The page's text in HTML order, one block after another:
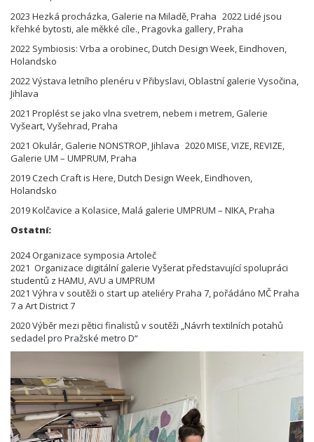
2023 Hezká procházka, Galerie na Miladě, Praha 2022 Lidé jsou
křehké bytosti, ale měkké cíle., Pragovka gallery, Praha
2022 Symbiosis: Vrba a orobinec, Dutch Design Week, Eindhoven,
Holandsko
2022 Výstava letního plenéru v Přibyslavi, Oblastní galerie Vysočina,
Jihlava
2021 Proplést se jako vlna svetrem, nebem i metrem, Galerie
Vyšeart, Vyšehrad, Praha
2021 Okulár, Galerie NONSTROP, Jihlava 2020 MISE, VIZE, REVIZE,
Galerie UM – UMPRUM, Praha
2019 Czech Craft is Here, Dutch Design Week, Eindhoven,
Holandsko
2019 Kolčavice a Kolasice, Malá galerie UMPRUM – NIKA, Praha
Ostatní:
2024 Organizace symposia Artoleč
2021 Organizace digitální galerie Vyšerat představující spolupráci
studentů z HAMU, AVU a UMPRUM
2021 Výhra v soutěži o start up ateliéry Praha 7, pořádáno MČ Praha
7 a Art District 7
2020 Výběr mezi pětici finalistů v soutěži „Návrh textilních potahů
sedadel pro Pražské metro D“